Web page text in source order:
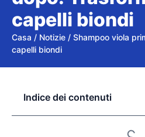
capelli biondi
Casa / Notizie / Shampoo viola
capelli biondi
Indice dei contenuti